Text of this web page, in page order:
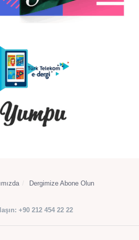
Dergimize Abone Olun
+90 212 454 22 22